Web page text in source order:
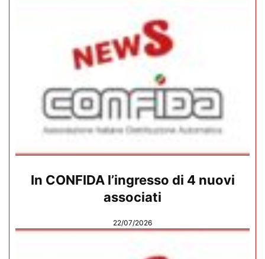
In CONFIDA l’ingresso di 4 nuovi
associati
22/07/2026